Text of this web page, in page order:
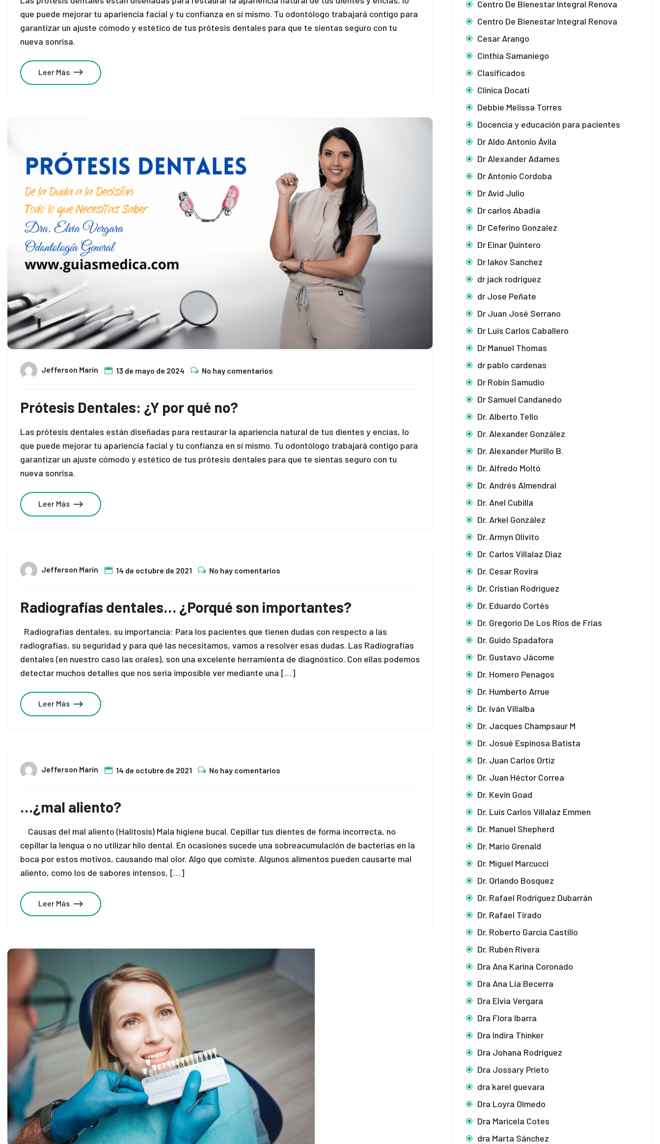
Centro De Bienestar Integral Renova
Centro De Bienestar Integral Renova
Cesar Arango
Cinthia Samaniego
Clasificados
Clinica Docati
Debbie Melissa Torres
Docencia y educación para pacientes
Dr Aldo Antonio Ávila
Dr Alexander Adames
Dr Antonio Cordoba
Dr Avid Julio
Dr carlos Abadia
Dr Ceferino Gonzalez
Dr Einar Quintero
Dr Iakov Sanchez
dr jack rodriguez
dr Jose Peñate
Dr Juan José Serrano
Dr Luis Carlos Caballero
Dr Manuel Thomas
dr pablo cardenas
Dr Robin Samudio
Dr Samuel Candanedo
Dr. Alberto Tello
Dr. Alexander González
Dr. Alexander Murillo B.
Dr. Alfredo Moltó
Dr. Andrés Almendral
Dr. Anel Cubilla
Dr. Arkel González
Dr. Armyn Olivito
Dr. Carlos Villalaz Diaz
Dr. Cesar Rovira
Dr. Cristian Rodríguez
Dr. Eduardo Cortés
Dr. Gregorio De Los Ríos de Frías
Dr. Guido Spadafora
Dr. Gustavo Jácome
Dr. Homero Penagos
Dr. Humberto Arrue
Dr. Iván Villalba
Dr. Jacques Champsaur M
Dr. Josué Espinosa Batista
Dr. Juan Carlos Ortiz
Dr. Juan Héctor Correa
Dr. Kevin Goad
Dr. Luis Carlos Villalaz Emmen
Dr. Manuel Shepherd
Dr. Mario Grenald
Dr. Miguel Marcucci
Dr. Orlando Bosquez
Dr. Rafael Rodríguez Dubarrán
Dr. Rafael Tirado
Dr. Roberto García Castillo
Dr. Rubén Rivera
Dra Ana Karina Coronado
Dra Ana Lía Becerra
Dra Elvia Vergara
Dra Flora Ibarra
Dra Indira Thinker
Dra Johana Rodríguez
Dra Jossary Prieto
dra karel guevara
Dra Loyra Olmedo
Dra Maricela Cotes
dra Marta Sánchez
que puede mejorar tu apariencia facial y tu confianza en sí mismo. Tu odontólogo trabajará contigo para
garantizar un ajuste cómodo y estético de tus prótesis dentales para que te sientas seguro con tu
nueva sonrisa.
Leer Más
Jefferson Marin 13 de mayo de 2024 No hay comentarios
Prótesis Dentales: ¿Y por qué no?
Las prótesis dentales están diseñadas para restaurar la apariencia natural de tus dientes y encías, lo
que puede mejorar tu apariencia facial y tu confianza en sí mismo. Tu odontólogo trabajará contigo para
garantizar un ajuste cómodo y estético de tus prótesis dentales para que te sientas seguro con tu
nueva sonrisa.
Leer Más
Jefferson Marin 14 de octubre de 2021 No hay comentarios
Radiografías dentales… ¿Porqué son importantes?
Radiografías dentales, su importancia: Para los pacientes que tienen dudas con respecto a las
radiografías, su seguridad y para qué las necesitamos, vamos a resolver esas dudas. Las Radiografías
dentales (en nuestro caso las orales), son una excelente herramienta de diagnóstico. Con ellas podemos
detectar muchos detalles que nos sería imposible ver mediante una […]
Leer Más
Jefferson Marin 14 de octubre de 2021 No hay comentarios
…¿mal aliento?
Causas del mal aliento (Halitosis) Mala higiene bucal. Cepillar tus dientes de forma incorrecta, no
cepillar la lengua o no utilizar hilo dental. En ocasiones sucede una sobreacumulación de bacterias en la
boca por estos motivos, causando mal olor. Algo que comiste. Algunos alimentos pueden causarte mal
aliento, como los de sabores intensos, […]
Leer Más